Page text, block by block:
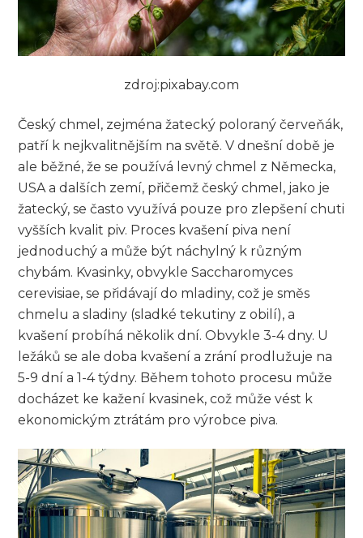
zdroj:pixabay.com
Český chmel, zejména žatecký poloraný červeňák,
patří k nejkvalitnějším na světě. V dnešní době je
ale běžné, že se používá levný chmel z Německa,
USA a dalších zemí, přičemž český chmel, jako je
žatecký, se často využívá pouze pro zlepšení chuti
vyšších kvalit piv. Proces kvašení piva není
jednoduchý a může být náchylný k různým
chybám. Kvasinky, obvykle Saccharomyces
cerevisiae, se přidávají do mladiny, což je směs
chmelu a sladiny (sladké tekutiny z obilí), a
kvašení probíhá několik dní. Obvykle 3-4 dny. U
ležáků se ale doba kvašení a zrání prodlužuje na
5-9 dní a 1-4 týdny. Během tohoto procesu může
docházet ke kažení kvasinek, což může vést k
ekonomickým ztrátám pro výrobce piva.